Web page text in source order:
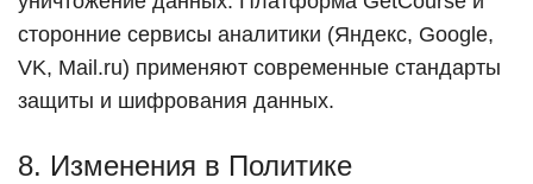
сторонние сервисы аналитики (Яндекс, Google,
VK, Mail.ru) применяют современные стандарты
защиты и шифрования данных.
8. Изменения в Политике